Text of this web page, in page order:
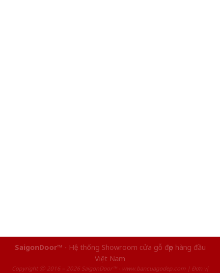
SaigonDoor™ - Hệ thống Showroom cửa gỗ đẹp hàng đầu
Việt Nam
Copyright ⓒ 2016 – 2026 SaigonDoor™ - www.bancuagodep.com | Đơn vị